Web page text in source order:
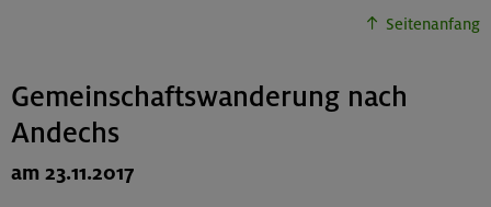
Seitenanfang
Gemeinschaftswanderung nach
Andechs
am 23.11.2017